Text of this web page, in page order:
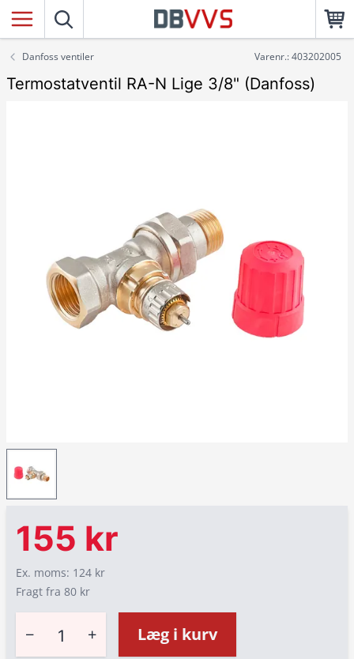
Danfoss ventiler Varenr.: 403202005
Termostatventil RA-N Lige 3/8" (Danfoss)
155 kr
Ex. moms: 124 kr
Fragt fra 80 kr
− + Læg i kurv